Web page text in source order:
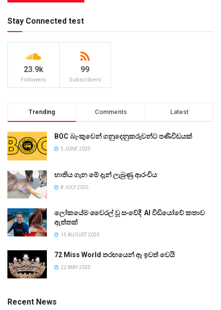
Stay Connected test
23.9k
Followers
99
Subscribers
Trending Comments Latest
BOC බැංකුවෙන් ගනුදෙනුකරුවන්ට පණිවිඩයක්
5 JUNE 2025
භාතිය ගැන මේ දැන් ලැබුණු ආරංචිය
8 JULY 2025
ලෝකයේම වෛරල් වූ සංවේදී AI වීඩියෝවේ කතාව
ඇත්තක්
15 AUGUST 2025
72 Miss World තරඟයෙන් ඈ ඉවත් වෙයි
22 MAY 2025
Recent News